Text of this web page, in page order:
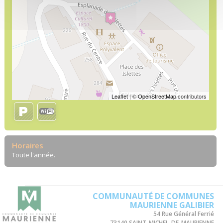
Leaflet| ©OpenStreetMapcontributors
Horaires
Toute l'année.
COMMUNAUTÉ DE COMMUNES
MAURIENNE GALIBIER
54 Rue Général Ferrié